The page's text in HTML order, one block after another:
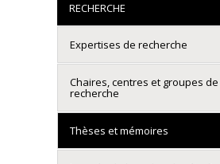
RECHERCHE
Expertises de recherche
Chaires, centres et groupes de
recherche
Thèses et mémoires